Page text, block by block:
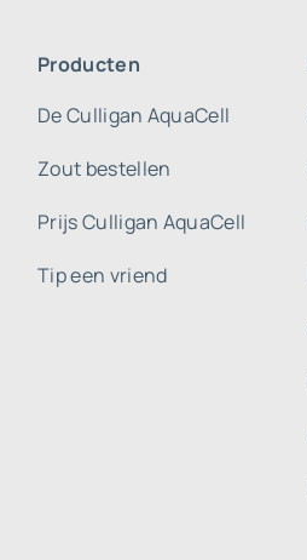
Producten
De Culligan AquaCell
Zout bestellen
Prijs Culligan AquaCell
Tip een vriend